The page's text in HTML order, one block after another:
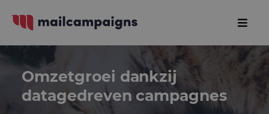
Omzetgroei dankzij
datagedreven campagnes